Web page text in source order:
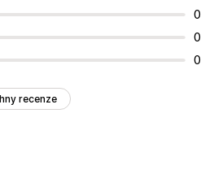
0
0
0
recenze